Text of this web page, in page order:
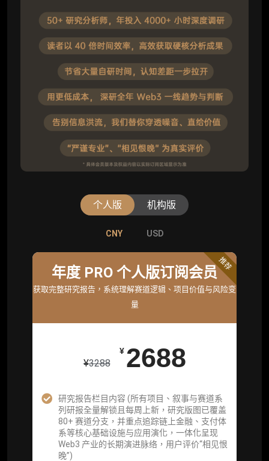
个人版 机构版
CNY USD
年度 PRO 个人版订阅会员
获取完整研究报告，系统理解赛道逻辑、项目价值与风险变
量
¥3288
¥ 2688
研究报告栏目内容 (所有项目、叙事与赛道系
列研报全量解锁且每周上新，研究版图已覆盖
80+ 赛道分支，并重点追踪链上金融、支付体
系等核心基础设施与应用演化，一体化呈现
Web3 产业的长期演进脉络，用户评价“相见恨
晚”)
推荐
CNY USD
机构标准年度服务会员
获取机构级研究与基础服务
26800
服)
机构增强研究包（在每期研报基础上，进一步
提供一页纸格局图、机构视角附录、结构化数
据集与定向持续追踪数据库，将研报内容沉淀
为可复用、可复核、可持续追踪的机构级研究
标准版